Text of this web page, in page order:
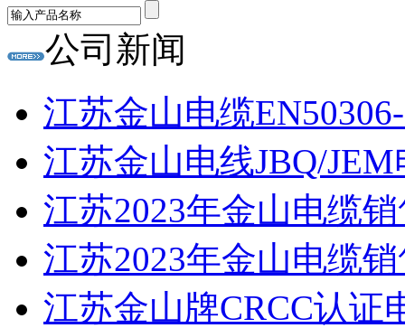
公司新闻
江苏金山电缆
江苏金山电线JBQ/
江苏2023年金山电缆
江苏2023年金山电缆
江苏金山牌CRCC认证